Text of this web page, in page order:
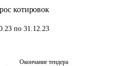
котировок
по 31.12.23
Окончание тендера